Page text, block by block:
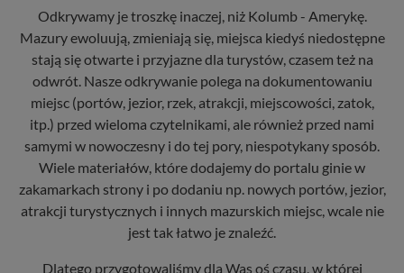
Odkrywamy je troszkę inaczej, niż Kolumb - Amerykę.
Mazury ewoluują, zmieniają się, miejsca kiedyś niedostępne
stają się otwarte i przyjazne dla turystów, czasem też na
odwrót. Nasze odkrywanie polega na dokumentowaniu
miejsc (portów, jezior, rzek, atrakcji, miejscowości, zatok,
itp.) przed wieloma czytelnikami, ale również przed nami
samymi w nowoczesny i do tej pory, niespotykany sposób.
Wiele materiałów, które dodajemy do portalu ginie w
zakamarkach strony i po dodaniu np. nowych portów, jezior,
atrakcji turystycznych i innych mazurskich miejsc, wcale nie
jest tak łatwo je znaleźć.
Dlatego przygotowaliśmy dla Was oś czasu, w której